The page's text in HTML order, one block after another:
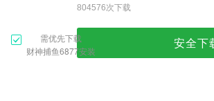
804576次下载
需优先下载
财神捕鱼6877安装
安全下